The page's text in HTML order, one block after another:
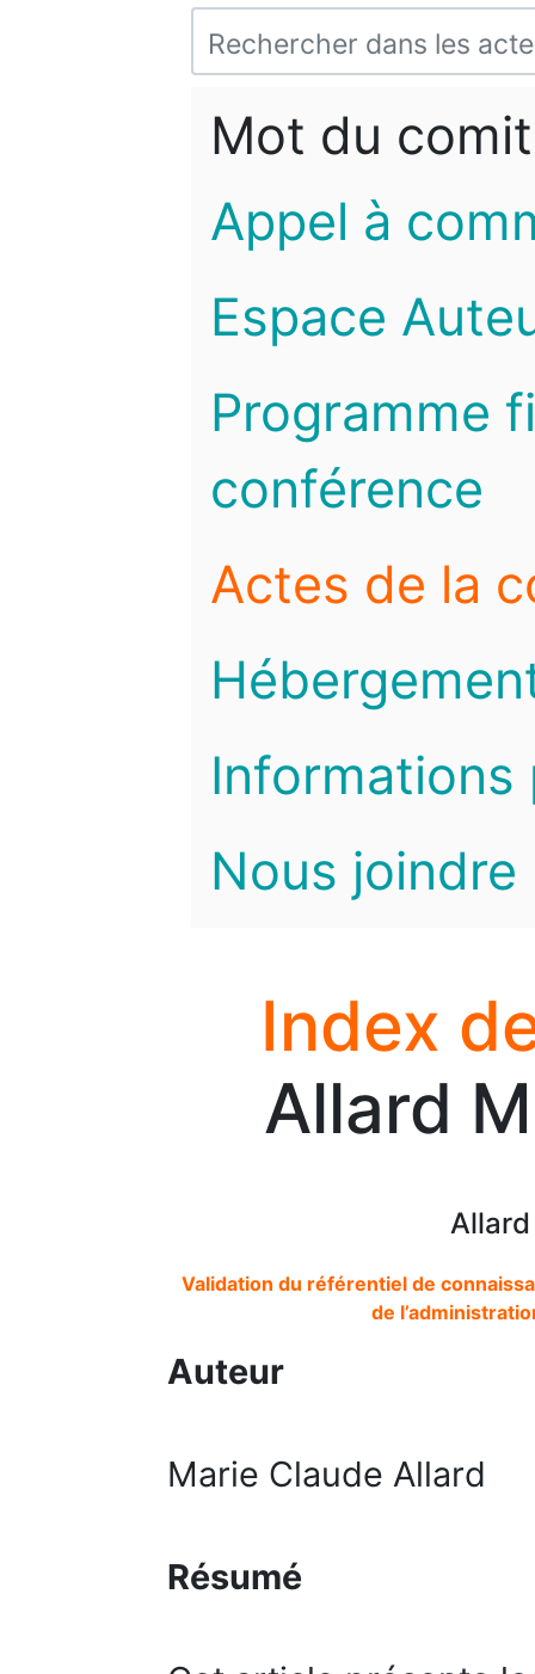
Mot du
Appel à
Espace
Programme
conférence
Actes de la
Informations
Nous joindre
Index
Allard
Validation du référentiel de
de
Auteur
Marie Claude Allard
Résumé